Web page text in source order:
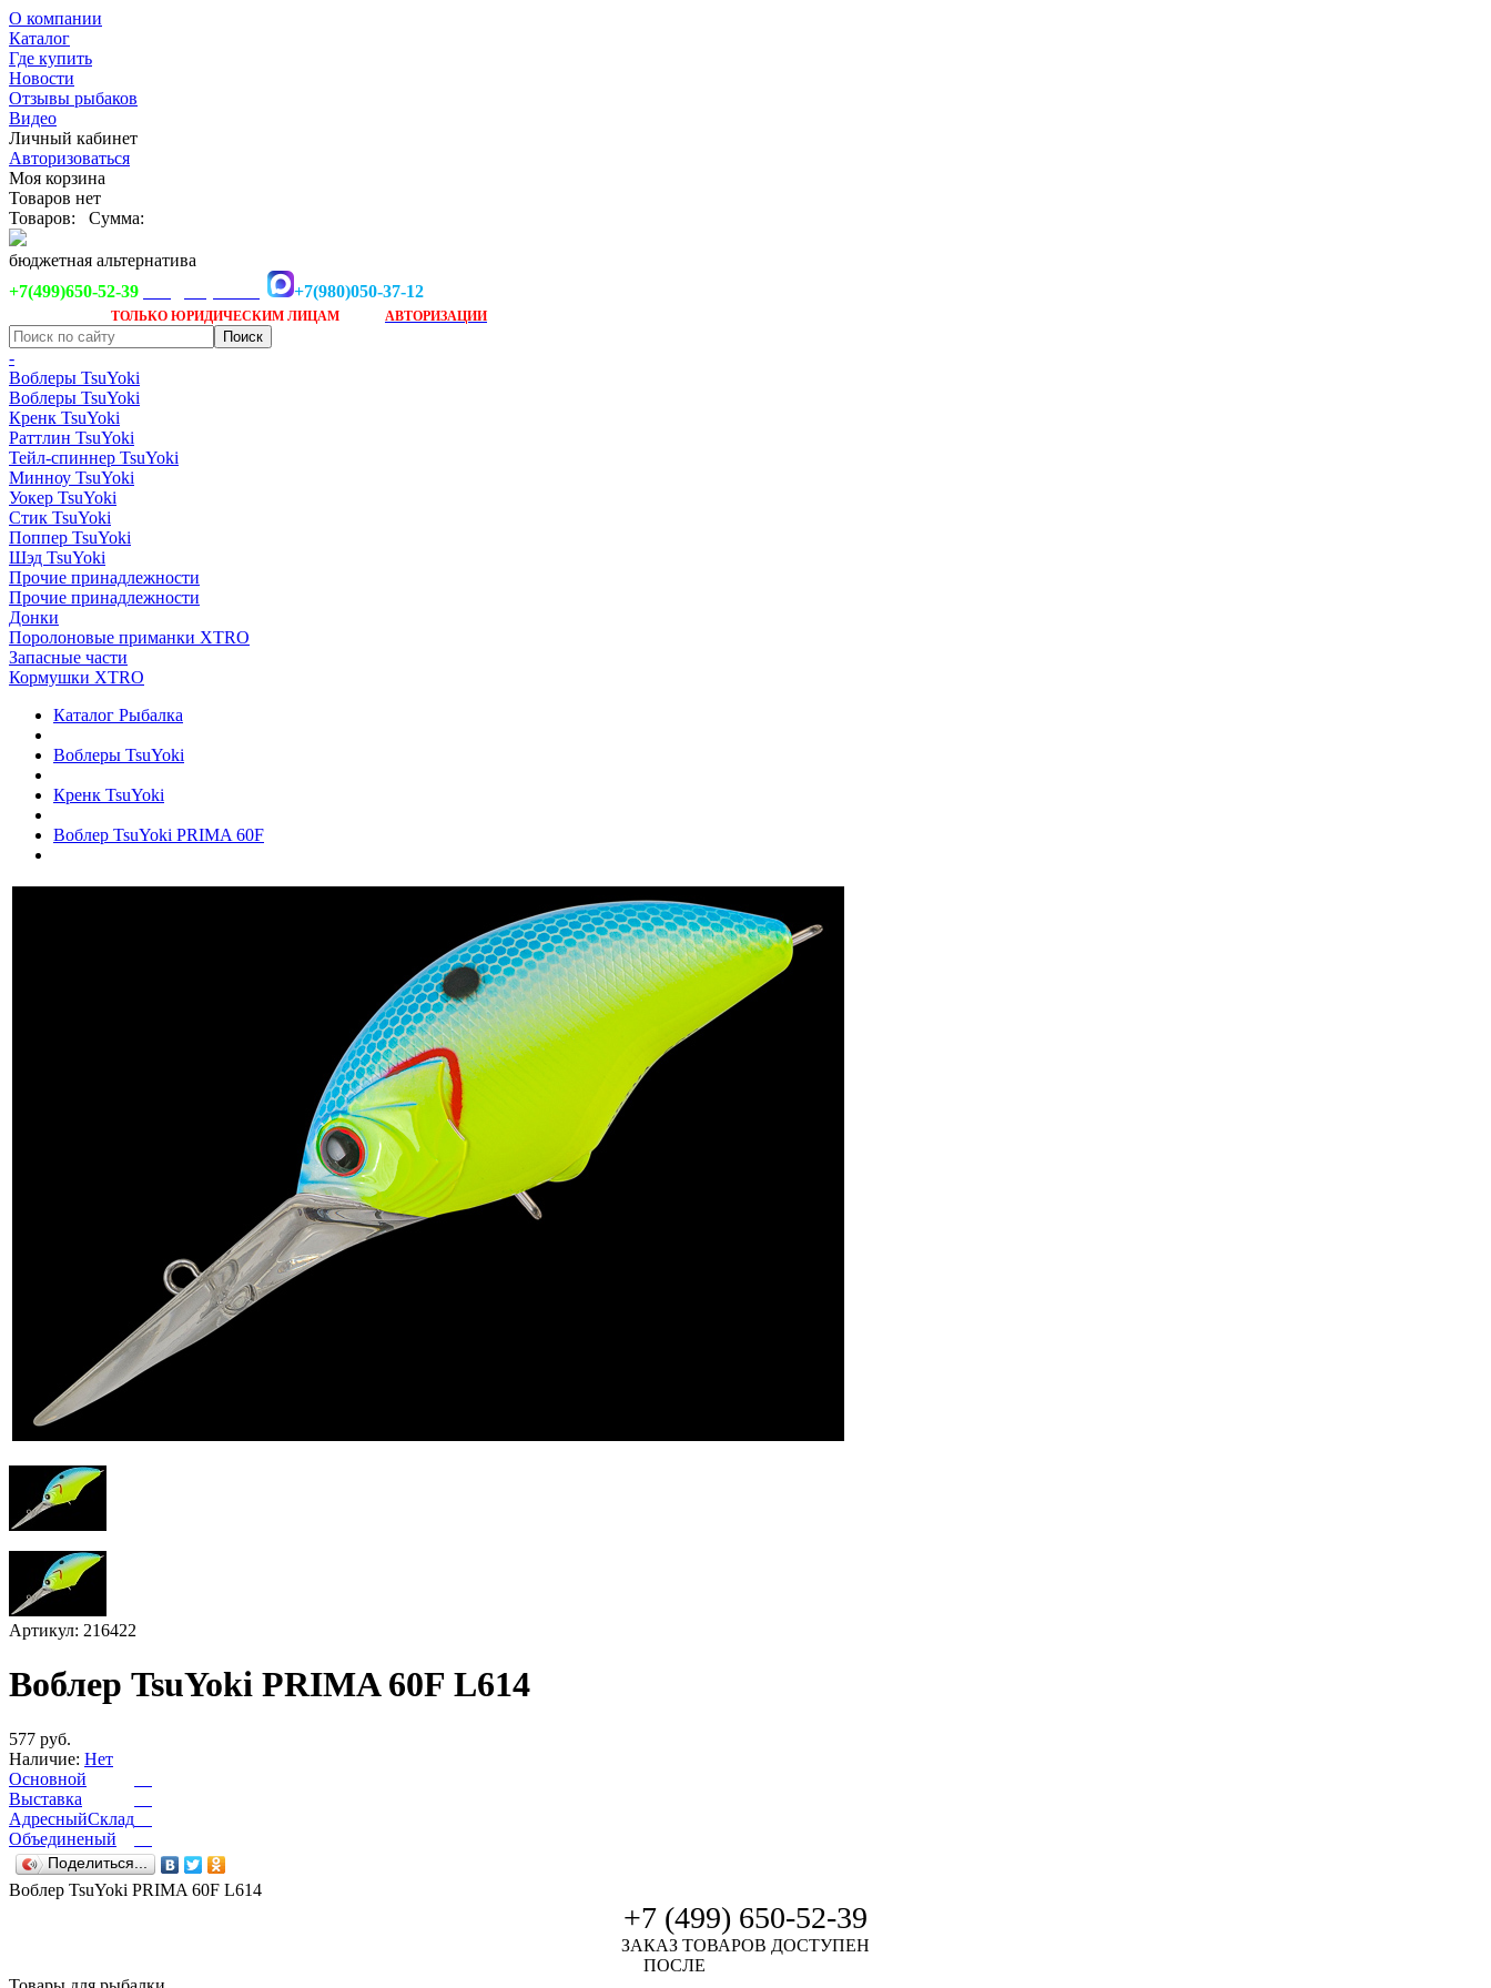
О компании
Каталог
Где купить
Новости
Отзывы рыбаков
Видео
Личный кабинет
Авторизоваться
Моя корзина
Товаров нет
Товаров:
Сумма:
бюджетная альтернатива
+7(499)650-52-39
+7(980)050-37-12
ТОЛЬКО ЮРИДИЧЕСКИМ ЛИЦАМ АВТОРИЗАЦИИ
-
Воблеры TsuYoki
Воблеры TsuYoki
Кренк TsuYoki
Раттлин TsuYoki
Тейл-спиннер TsuYoki
Минноу TsuYoki
Уокер TsuYoki
Стик TsuYoki
Поппер TsuYoki
Шэд TsuYoki
Прочие принадлежности
Прочие принадлежности
Донки
Поролоновые приманки XTRO
Запасные части
Кормушки XTRO
Каталог Рыбалка
Воблеры TsuYoki
Кренк TsuYoki
Воблер TsuYoki PRIMA 60F
Артикул: 216422
Воблер TsuYoki PRIMA 60F L614
577 руб.
Наличие: Нет
Основной
Выставка
АдресныйСклад
Объединеный
Поделиться...
Воблер TsuYoki PRIMA 60F L614
+7 (499) 650-52-39
ЗАКАЗ ТОВАРОВ ДОСТУПЕН
ПОСЛЕ